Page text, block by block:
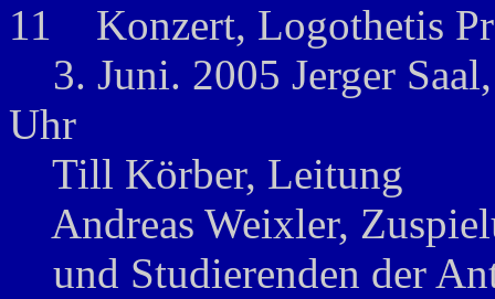
11 Konzert, Logothetis
3. Juni. 2005 Jerger
Uhr
Till Körber, Leitung
Andreas Weixler,
und Studierenden der